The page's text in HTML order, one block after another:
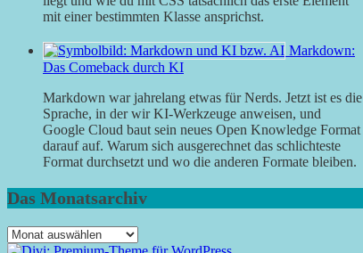
mit einer bestimmten Klasse ansprichst.
Markdown:
Das Comeback durch KI
Markdown war jahrelang etwas für Nerds. Jetzt ist es die
Sprache, in der wir KI-Werkzeuge anweisen, und
Google Cloud baut sein neues Open Knowledge Format
darauf auf. Warum sich ausgerechnet das schlichteste
Format durchsetzt und wo die anderen Formate bleiben.
Das Monatsarchiv
Das
Monatsarchiv